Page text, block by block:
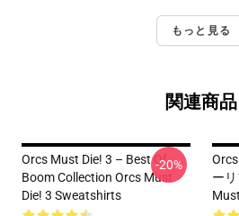
もっと見る
関連商品
Orcs Must Die! 3 – Best Of
Boom Collection Orcs Must
Die! 3 Sweatshirts
-20%
ー